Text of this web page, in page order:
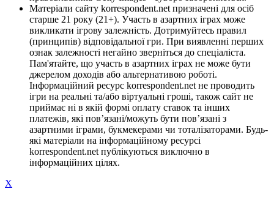
Матеріали сайту korrespondent.net призначені для осіб
старше 21 року (21+). Участь в азартних іграх може
викликати ігрову залежність. Дотримуйтесь правил
(принципів) відповідальної гри. При виявленні перших
ознак залежності негайно зверніться до спеціаліста.
Пам'ятайте, що участь в азартних іграх не може бути
джерелом доходів або альтернативою роботі.
Інформаційний ресурс korrespondent.net не проводить
ігри на реальні та/або віртуальні гроші, також сайт не
приймає ні в якій формі оплату ставок та інших
платежів, які пов’язані/можуть бути пов’язані з
азартними іграми, букмекерами чи тоталізаторами. Будь-
які матеріали на інформаційному ресурсі
korrespondent.net публікуються виключно в
інформаційних цілях.
X